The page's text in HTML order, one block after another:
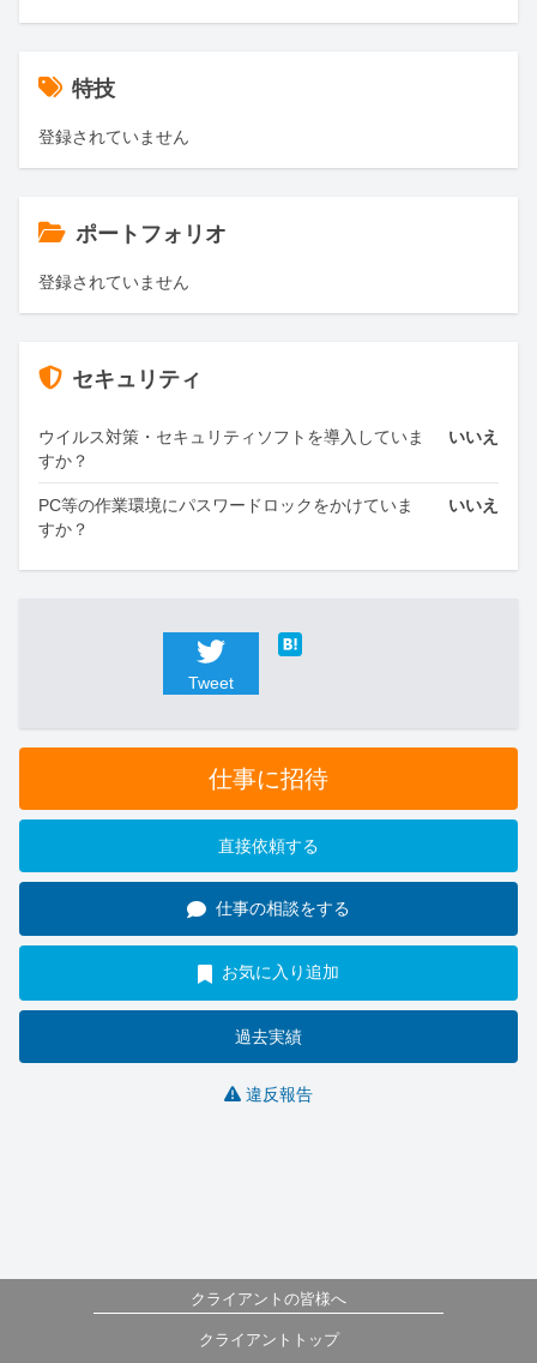
特技
登録されていません
ポートフォリオ
登録されていません
セキュリティ
ウイルス対策・セキュリティソフトを導入していま
すか？
いいえ
PC等の作業環境にパスワードロックをかけていま
すか？
いいえ
Tweet
仕事に招待
直接依頼する
仕事の相談をする
お気に入り追加
過去実績
違反報告
クライアントの皆様へ
クライアントトップ